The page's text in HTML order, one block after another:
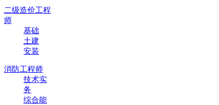
二级造价工程
师
基础
土建
安装
消防工程师
技术实
务
综合能